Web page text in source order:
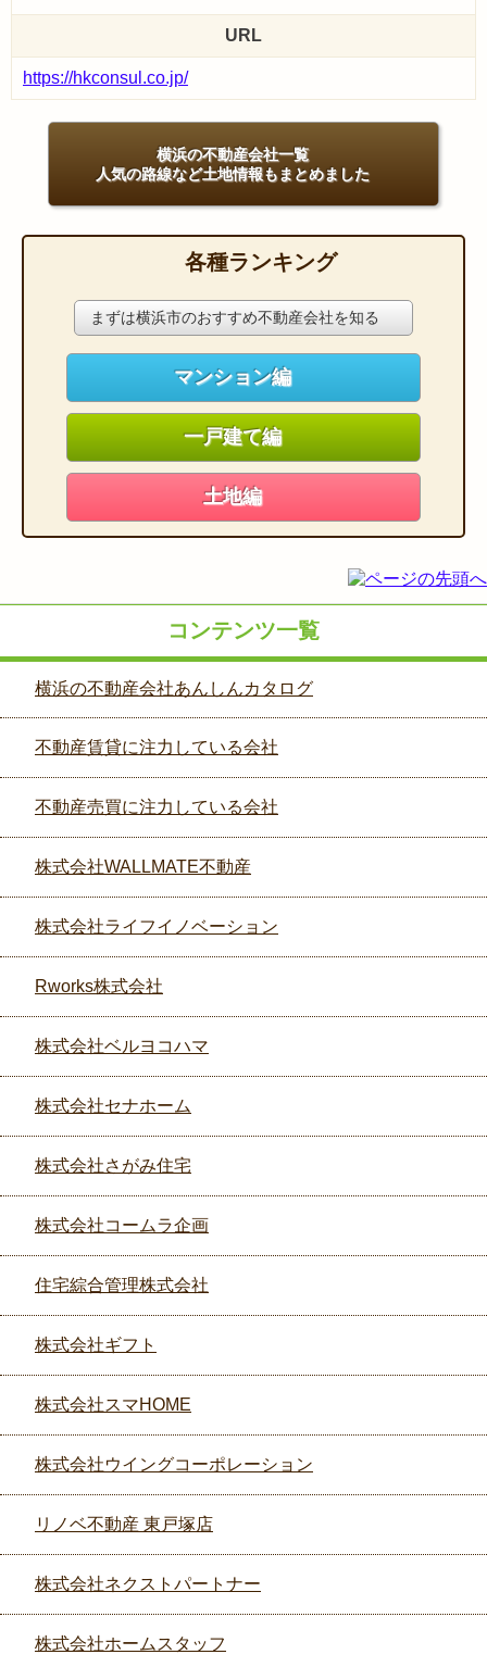
URL
https://hkconsul.co.jp/
横浜の不動産会社一覧
人気の路線など土地情報もまとめました
各種ランキング
まずは横浜市のおすすめ不動産会社を知る
マンション編
一戸建て編
土地編
コンテンツ一覧
横浜の不動産会社あんしんカタログ
不動産賃貸に注力している会社
不動産売買に注力している会社
株式会社WALLMATE不動産
株式会社ライフイノベーション
Rworks株式会社
株式会社ベルヨコハマ
株式会社セナホーム
株式会社さがみ住宅
株式会社コームラ企画
住宅綜合管理株式会社
株式会社ギフト
株式会社スマHOME
株式会社ウイングコーポレーション
リノベ不動産 東戸塚店
株式会社ネクストパートナー
株式会社ホームスタッフ